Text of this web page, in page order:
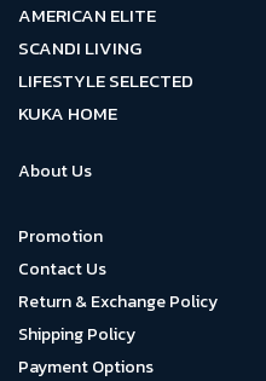
AMERICAN ELITE
SCANDI LIVING
LIFESTYLE SELECTED
KUKA HOME
About Us
Promotion
Contact Us
Return & Exchange Policy
Shipping Policy
Payment Options